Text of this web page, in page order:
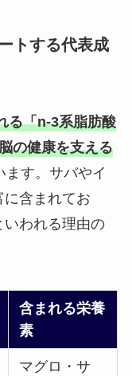
トする代表成
る「n-3系脂肪酸
の健康を支える
ます。サバやイ
に含まれてお
いわれる理由の
含まれる栄養
素
マグロ・サ